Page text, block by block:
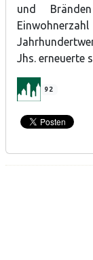
und
Jhs. erneuerte
92